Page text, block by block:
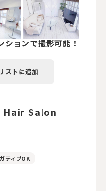
ションで撮影可能！
ストに追加
Hair Salon
ティブOK